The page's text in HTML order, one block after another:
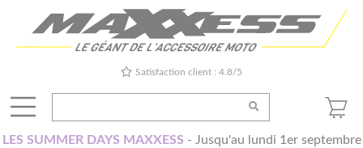
Satisfaction client : 4.8/5
LES SUMMER DAYS MAXXESS - Jusqu'au lundi 1er septembre